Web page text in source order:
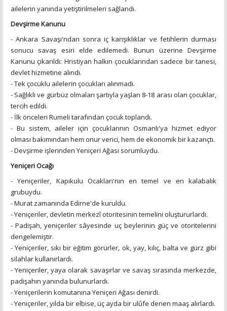
ailelerin yanında yetiştirilmeleri sağlandı.
Devşirme Kanunu
- Ankara Savaşı'ndan sonra iç karışıklıklar ve fetihlerin durması
sonucu savaş esiri elde edilemedi. Bunun üzerine Devşirme
Kanunu çıkarıldı: Hristiyan halkın çocuklarından sadece bir tanesi,
devlet hizmetine alındı.
- Tek çocuklu ailelerin çocukları alınmadı.
- Sağlıklı ve gürbüz olmaları şartıyla yaşları 8-18 arası olan çocuklar,
tercih edildi.
- İlk önceleri Rumeli tarafından çocuk toplandı.
- Bu sistem, aileler için çocuklarının Osmanlı'ya hizmet ediyor
olması bakımından hem onur verici, hem de ekonomik bir kazançtı.
- Devşirme işlerinden Yeniçeri Ağası sorumluydu.
Yeniçeri Ocağı
- Yeniçeriler, Kapıkulu Ocakları'nın en temel ve en kalabalık
grubuydu.
- Murat zamanında Edirne'de kuruldu.
- Yeniçeriler, devletin merkezî otoritesinin temelini oluştururlardı.
- Padişah, yeniçeriler sâyesinde uç beylerinin güç ve otoritelerini
dengelemiştir.
- Yeniçeriler, sıkı bir eğitim görürler, ok, yay, kılıç, balta ve gürz gibi
silahlar kullanırlardı.
- Yeniçeriler, yaya olarak savaşırlar ve savaş sırasında merkezde,
padişahın yanında bulunurlardı.
- Yeniçerilerin komutanına Yeniçeri Ağası denirdi.
- Yeniçeriler, yılda bir elbise, üç ayda bir ulûfe denen maaş alırlardı.